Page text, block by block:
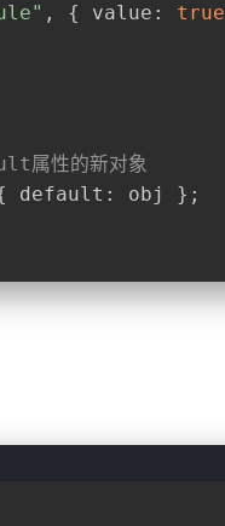
, { value : true
属性的新对象
default : obj };